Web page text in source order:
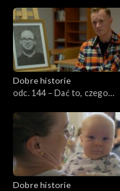
Dobre historie
odc. 144 – Dać to, czego
Dobre historie